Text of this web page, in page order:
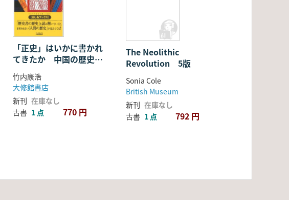
「正史」はいかに書かれ
てきたか 中国の歴史書
を読み解く
竹内康浩
大修館書店
新刊 在庫なし
古書 1 点 770 円
The Neolithic
Revolution 5版
Sonia Cole
British Museum
新刊 在庫なし
古書 1 点 792 円